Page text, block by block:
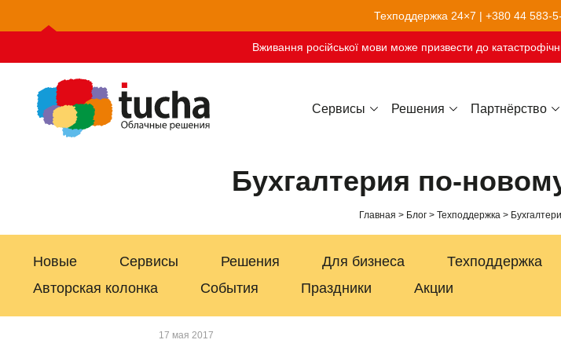
Техподдержка 24×7 | +380 44 583-
Вживання російської мови може призвести до
Сервисы Решения Партнёрство
Бухгалтерия по-
Главная Блог Техподдержка
Новые Сервисы Решения Для бизнеса Техподдержка
Авторская колонка
События Праздники Акции
17 мая 2017